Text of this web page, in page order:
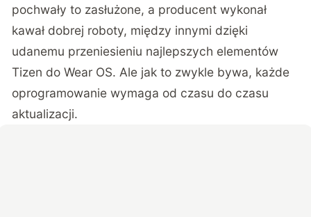
pochwały to zasłużone, a producent wykonał
kawał dobrej roboty, między innymi dzięki
udanemu przeniesieniu najlepszych elementów
Tizen do Wear OS. Ale jak to zwykle bywa, każde
oprogramowanie wymaga od czasu do czasu
aktualizacji.